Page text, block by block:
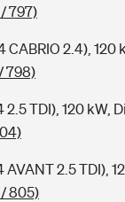
797)
CABRIO 2.4), 120
798)
2.5 TDI), 120 kW,
2.5 TDI),
805)